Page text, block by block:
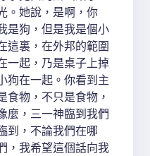
。她說，是啊，你
是狗，但是我是個小
這裏，在外邦的範圍
一起，乃是桌子上掉
狗在一起。你看到主
食物，不只是食物，
麼，三一神臨到我們
到，不論我們在哪
，我希望這個話向我